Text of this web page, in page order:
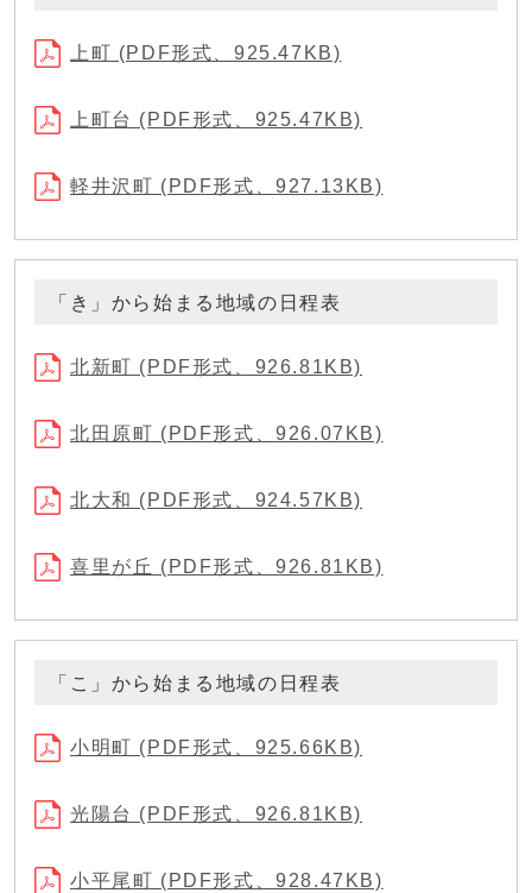
上町 (PDF形式、925.47KB)
上町台 (PDF形式、925.47KB)
軽井沢町 (PDF形式、927.13KB)
「き」から始まる地域の日程表
北新町 (PDF形式、926.81KB)
北田原町 (PDF形式、926.07KB)
北大和 (PDF形式、924.57KB)
喜里が丘 (PDF形式、926.81KB)
「こ」から始まる地域の日程表
小明町 (PDF形式、925.66KB)
光陽台 (PDF形式、926.81KB)
小平尾町 (PDF形式、928.47KB)